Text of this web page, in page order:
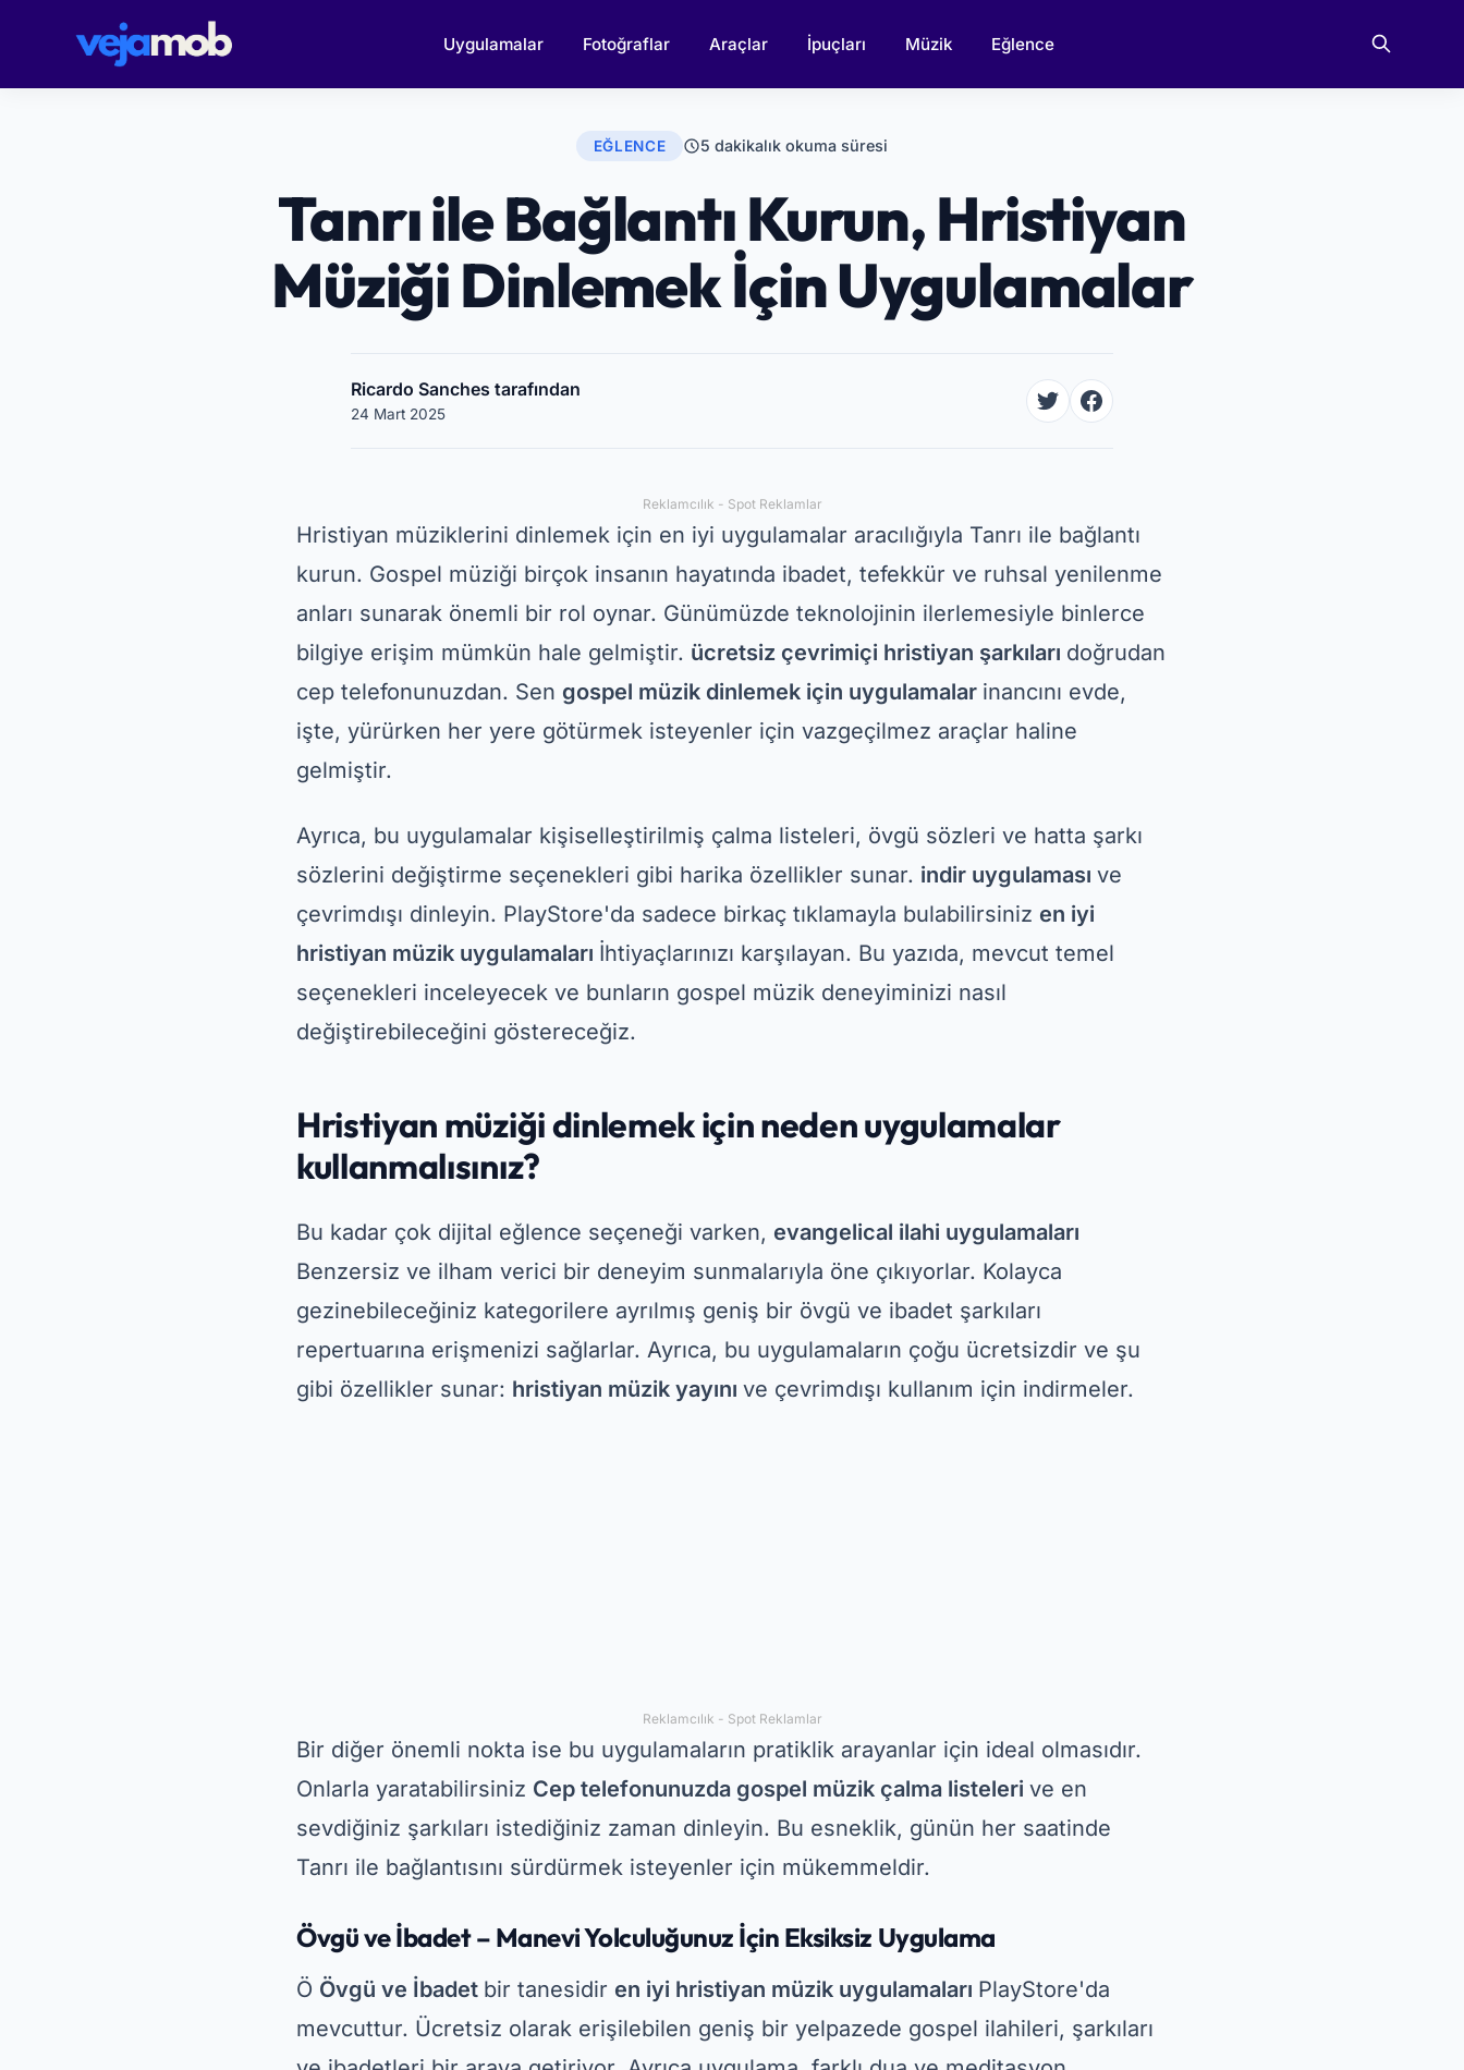
Uygulamalar Fotoğraflar Araçlar İpuçları Müzik Eğlence
EĞLENCE 5 dakikalık okuma süresi
Tanrı ile Bağlantı Kurun, Hristiyan
Müziği Dinlemek İçin Uygulamalar
Ricardo Sanches tarafından
24 Mart 2025
Reklamcılık - Spot Reklamlar
Hristiyan müziklerini dinlemek için en iyi uygulamalar aracılığıyla Tanrı ile bağlantı
kurun. Gospel müziği birçok insanın hayatında ibadet, tefekkür ve ruhsal yenilenme
anları sunarak önemli bir rol oynar. Günümüzde teknolojinin ilerlemesiyle binlerce
bilgiye erişim mümkün hale gelmiştir. ücretsiz çevrimiçi hristiyan şarkıları doğrudan
cep telefonunuzdan. Sen gospel müzik dinlemek için uygulamalar inancını evde,
işte, yürürken her yere götürmek isteyenler için vazgeçilmez araçlar haline
gelmiştir.
Ayrıca, bu uygulamalar kişiselleştirilmiş çalma listeleri, övgü sözleri ve hatta şarkı
sözlerini değiştirme seçenekleri gibi harika özellikler sunar. indir uygulaması ve
çevrimdışı dinleyin. PlayStore'da sadece birkaç tıklamayla bulabilirsiniz en iyi
hristiyan müzik uygulamaları İhtiyaçlarınızı karşılayan. Bu yazıda, mevcut temel
seçenekleri inceleyecek ve bunların gospel müzik deneyiminizi nasıl
değiştirebileceğini göstereceğiz.
Hristiyan müziği dinlemek için neden uygulamalar
kullanmalısınız?
Bu kadar çok dijital eğlence seçeneği varken, evangelical ilahi uygulamaları
Benzersiz ve ilham verici bir deneyim sunmalarıyla öne çıkıyorlar. Kolayca
gezinebileceğiniz kategorilere ayrılmış geniş bir övgü ve ibadet şarkıları
repertuarına erişmenizi sağlarlar. Ayrıca, bu uygulamaların çoğu ücretsizdir ve şu
gibi özellikler sunar: hristiyan müzik yayını ve çevrimdışı kullanım için indirmeler.
en iyi hristiyan müzik uygulamaları
mevcuttur. Ücretsiz olarak erişilebilen geniş bir yelpazede gospel ilahileri, şarkıları
ve ibadetleri bir araya getiriyor. Ayrıca uygulama, farklı dua ve meditasyon
vakitlerine yönelik kişiselleştirilmiş çalma listeleri oluşturmanıza da olanak sağlıyor.
İnternet bağlantınız olmasa bile övgüye erişebilmenizi sağlıyoruz. İçin mevcut
indir, pratiklik ve kalite arayanlar için mükemmel bir seçimdir. Deneyin ve manevi
hayatınızı nasıl zenginleştirebileceğini görün.